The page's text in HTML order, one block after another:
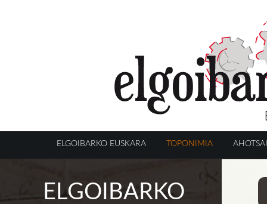
ELGOIBARKO EUSKARA TOPONIMIA
ELGOIBARKO